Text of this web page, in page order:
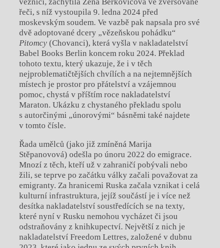
řeči, s níž vystoupila 9. ledna 2024 před
moskevským soudem. Ve vazbě pak napsala pro své
dvě adoptované dcery „vězeňskou pohádku“
Pitomcy (Chovanci), která vyšla v nakladatelství
Babel Books Berlin koncem roku 2024. Překlad
tohoto textu, který ukazuje, že i v těch
nejproblematičtějších chvílích a na nejtemnějších
místech je prostor pro přátelství a vzájemnou
pomoc, chystá v příštím roce nakladatelství
Maraton. Ukázku z chystaného překladu spolu
s autorčinými „únorovými“ básněmi také najdete
v tomto čísle.
Řada umělců (jako již zmíněná Marija
Stěpanovová) odešla po únoru 2022 do emigrace.
Mnozí z těch, kteří už v zahraničí pobývali nebo
žili, se teprve po začátku války začali považovat za
emigranty. Za hranicemi Ruska začala vznikat i celá
kulturní infrastruktura, jejíž součástí je i více než
desítka nakladatelství soustředících se na texty,
které nyní v Rusku nemohou vycházet či jsou
odstraňovány z knihkupectví. Největší z nich je
nakladatelství Freedom Lettres, založené v dubnu